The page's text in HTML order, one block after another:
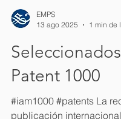
13 ago 2025
1 min de
Seleccionados
Patent 1000